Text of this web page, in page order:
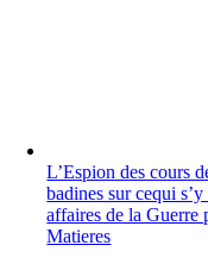
L’Espion des cours
badines sur cequi
affaires de la Guerre
Matieres